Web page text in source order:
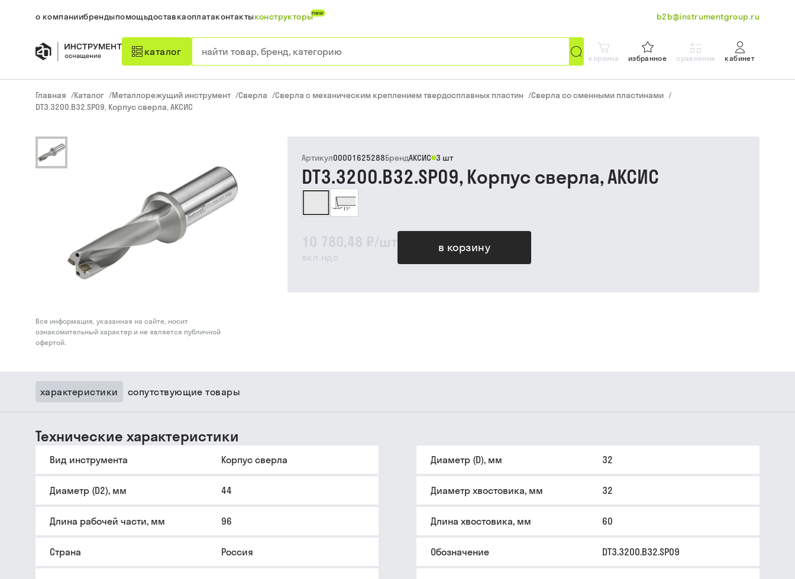
о компаниибрендыпомощьдоставкаоплатаконтактыконструкторыnew b2b@instrumentgroup.ru
каталог
корзина избранное сравнение кабинет
Главная /Каталог /Металлорежущий инструмент /Сверла /Сверла с механическим креплением твердосплавных пластин /Сверла со сменными пластинами /
DT3.3200.B32.SP09, Корпус сверла, АКСИС
Вся информация, указанная на сайте, носит
ознакомительный характер и не является публичной
офертой.
10 780,48 ₽/шт
вкл ндс
в корзину
Артикул00001625288БрендАКСИС 3 шт
DT3.3200.B32.SP09, Корпус сверла, АКСИС
характеристики сопутствующие товары
Технические характеристики
Вид инструмента Корпус сверла Диаметр (D), мм 32
Диаметр (D2), мм 44 Диаметр хвостовика, мм 32
Длина рабочей части, мм 96 Длина хвостовика, мм 60
Страна Россия Обозначение DT3.3200.B32.SP09